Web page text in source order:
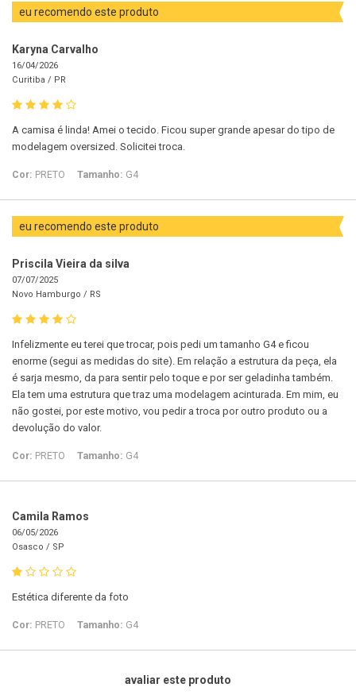
eu recomendo este produto
Karyna Carvalho
16/04/2026
Curitiba / PR
A camisa é linda! Amei o tecido. Ficou super grande apesar do tipo de
modelagem oversized. Solicitei troca.
Cor: PRETO Tamanho: G4
eu recomendo este produto
Priscila Vieira da silva
07/07/2025
Novo Hamburgo / RS
Infelizmente eu terei que trocar, pois pedi um tamanho G4 e ficou
enorme (segui as medidas do site). Em relação a estrutura da peça, ela
é sarja mesmo, da para sentir pelo toque e por ser geladinha também.
Ela tem uma estrutura que traz uma modelagem acinturada. Em mim, eu
não gostei, por este motivo, vou pedir a troca por outro produto ou a
devolução do valor.
Cor: PRETO Tamanho: G4
Camila Ramos
06/05/2026
Osasco / SP
Estética diferente da foto
Cor: PRETO Tamanho: G4
avaliar este produto